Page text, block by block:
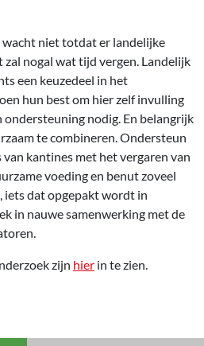
niet totdat er landelijke
nogal wat tijd vergen. Landelijk
een keuzedeel in het
hun best om hier zelf invulling
ondersteuning nodig. En belangrijk
te combineren. Ondersteun
kantines met het vergaren van
voeding en benut zoveel
iets dat opgepakt wordt in
in nauwe samenwerking met de
zijn hier in te zien.